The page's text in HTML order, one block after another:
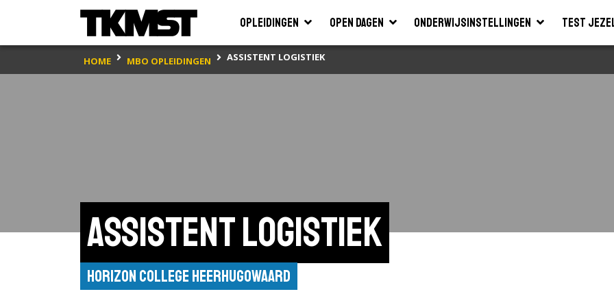
Opleidingen Open dagen Onderwijsinstellingen Test
HOME MBO OPLEIDINGEN ASSISTENT LOGISTIEK
Assistent logistiek
Horizon College Heerhugowaard